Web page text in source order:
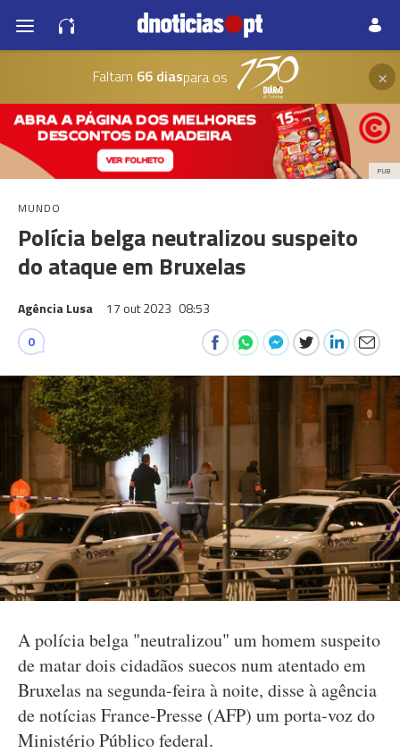
Faltam 66 diaspara os ×
PUB
MUNDO
Polícia belga neutralizou suspeito
do ataque em Bruxelas
Agência Lusa 17 out 2023 08:53
0
A polícia belga "neutralizou" um homem suspeito
de matar dois cidadãos suecos num atentado em
Bruxelas na segunda-feira à noite, disse à agência
de notícias France-Presse (AFP) um porta-voz do
Ministério Público federal.